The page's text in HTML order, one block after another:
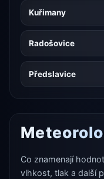
Kuřimany
Radošovice
Předslavice
Co znamenají
vlhkost, tlak a další